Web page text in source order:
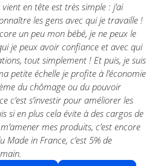
en tête est très simple : j’ai
les gens avec qui je travaille !
un peu mon bébé, je ne peux le
je peux avoir confiance et avec qui
tout simplement ! Et puis, je suis
petite échelle je profite à l’économie
du chômage ou du pouvoir
c’est s’investir pour améliorer les
si en plus cela évite à des cargos de
mes produits, c’est encore
in France, c’est 5% de